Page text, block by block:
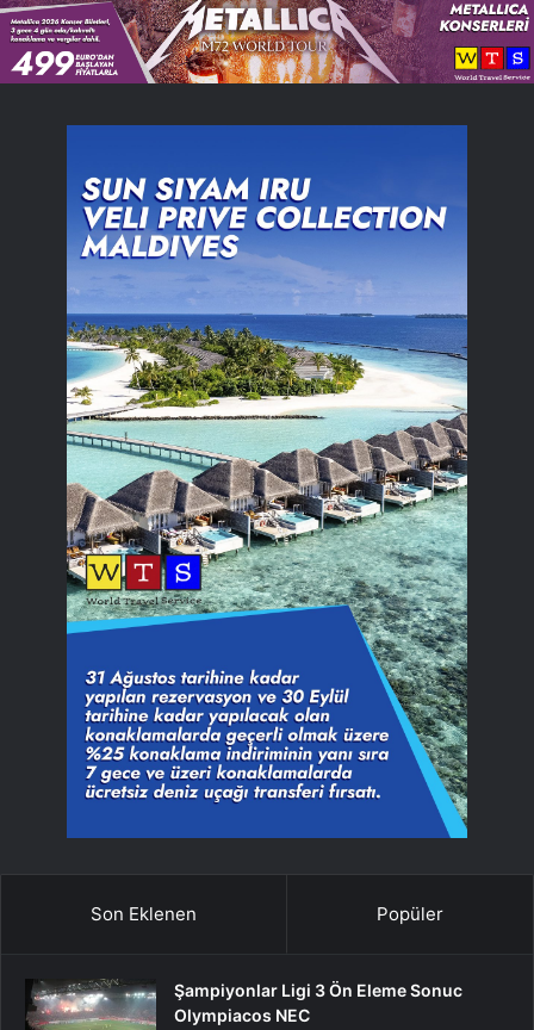
Son Eklenen Popüler
Şampiyonlar Ligi 3 Ön Eleme Sonuc
Olympiacos NEC